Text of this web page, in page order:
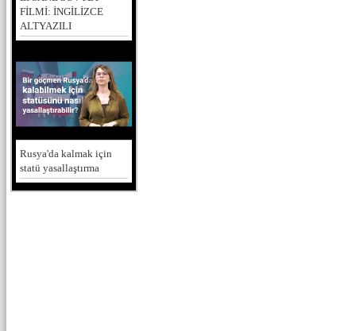
FİLMİ: İNGİLİZCE
ALTYAZILI
Rusya'da kalmak için
statü yasallaştırma